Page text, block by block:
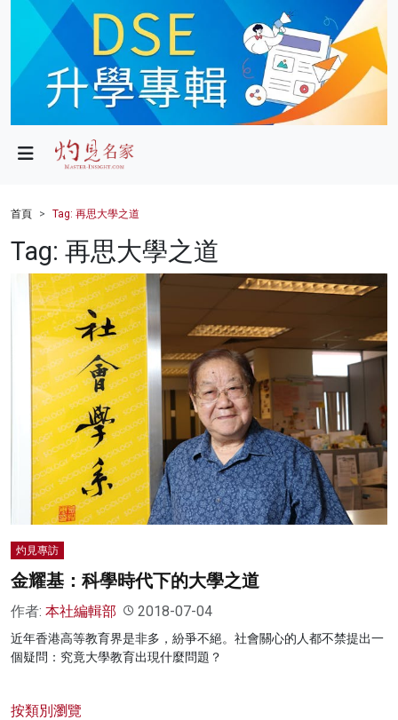
政局
財經
健康
商業
科技
影片
名家榜
灼見活動
關於我們
首頁 Tag: 再思大學之道
Tag: 再思大學之道
灼見專訪
金耀基：科學時代下的大學之道
作者: 本社編輯部 2018-07-04
近年香港高等教育界是非多，紛爭不絕。社會關心的人都不禁提出一
個疑問：究竟大學教育出現什麼問題？
按類別瀏覽